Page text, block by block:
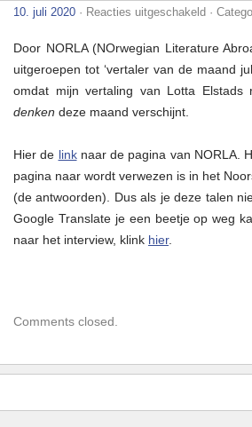
10. juli 2020 · Reacties uitgeschakeldvoor
ben
vertaler
van
·
Door NORLA (NOrwegian Literature
uitgeroepen tot ‘vertaler van de maand
omdat mijn vertaling van Lotta Elstads
denken deze maand verschijnt.
Hier de linknaar de pagina van NORLA.
pagina naar wordt verwezen is in het
(de antwoorden). Dus als je deze talen
Google Translate je een beetje op weg
naar het interview, klink hier.
Comments closed.